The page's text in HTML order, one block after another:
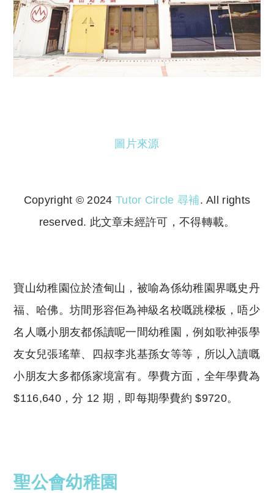
圖片來源
Copyright © 2024 Tutor Circle 尋補. All rights
reserved. 此文章未經許可，不得轉載。
寶山幼稚園位於渣甸山 ，被喻為係幼稚園界嘅史丹
福、哈佛。坊間形容佢為神級名校嘅跳樑板，唔少
名人嘅小朋友都係讀呢一間幼稚園，例如歌神張學
友女兒張瑤華、四叔李兆基孫女等等，所以入讀嘅
小朋友大多都係家境富有。學費方面，全年學費為
$116,640，分 12 期，即每期學費約 $9720。
聖公會幼稚園